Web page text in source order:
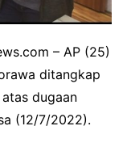
– AP (25)
ditangkap
dugaan
(12/7/2022).